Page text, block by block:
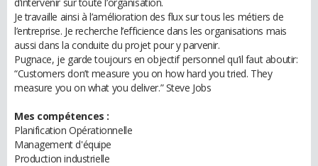
Je travaille ainsi à l’amélioration des flux sur tous les métiers de
l’entreprise. Je recherche l’efficience dans les organisations mais
aussi dans la conduite du projet pour y parvenir.
Pugnace, je garde toujours en objectif personnel qu’il faut aboutir:
“Customers don’t measure you on how hard you tried. They
measure you on what you deliver.” Steve Jobs
Mes compétences :
Planification Opérationnelle
Management d'équipe
Production industrielle